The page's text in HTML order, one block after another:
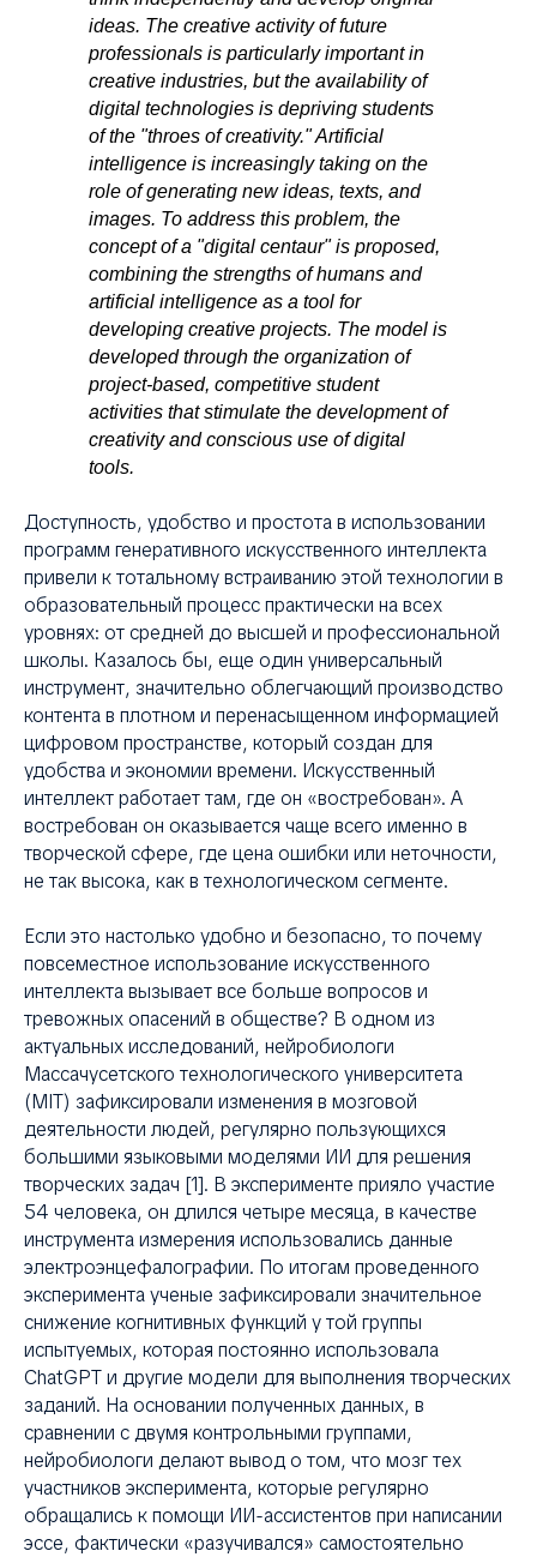
ideas. The creative activity of future
professionals is particularly important in
creative industries, but the availability of
digital technologies is depriving students
of the "throes of creativity." Artificial
intelligence is increasingly taking on the
role of generating new ideas, texts, and
images. To address this problem, the
concept of a "digital centaur" is proposed,
combining the strengths of humans and
artificial intelligence as a tool for
developing creative projects. The model is
developed through the organization of
project-based, competitive student
activities that stimulate the development of
creativity and conscious use of digital
tools.
Доступность, удобство и простота в использовании
программ генеративного искусственного интеллекта
привели к тотальному встраиванию этой технологии в
образовательный процесс практически на всех
уровнях: от средней до высшей и профессиональной
школы. Казалось бы, еще один универсальный
инструмент, значительно облегчающий производство
контента в плотном и перенасыщенном информацией
цифровом пространстве, который создан для
удобства и экономии времени. Искусственный
интеллект работает там, где он «востребован». А
востребован он оказывается чаще всего именно в
творческой сфере, где цена ошибки или неточности,
не так высока, как в технологическом сегменте.
Если это настолько удобно и безопасно, то почему
повсеместное использование искусственного
интеллекта вызывает все больше вопросов и
тревожных опасений в обществе? В одном из
актуальных исследований, нейробиологи
Массачусетского технологического университета
(MIT) зафиксировали изменения в мозговой
деятельности людей, регулярно пользующихся
большими языковыми моделями ИИ для решения
творческих задач [1]. В эксперименте прияло участие
54 человека, он длился четыре месяца, в качестве
инструмента измерения использовались данные
электроэнцефалографии. По итогам проведенного
эксперимента ученые зафиксировали значительное
снижение когнитивных функций у той группы
испытуемых, которая постоянно использовала
ChatGPT и другие модели для выполнения творческих
заданий. На основании полученных данных, в
сравнении с двумя контрольными группами,
нейробиологи делают вывод о том, что мозг тех
участников эксперимента, которые регулярно
обращались к помощи ИИ-ассистентов при написании
эссе, фактически «разучивался» самостоятельно